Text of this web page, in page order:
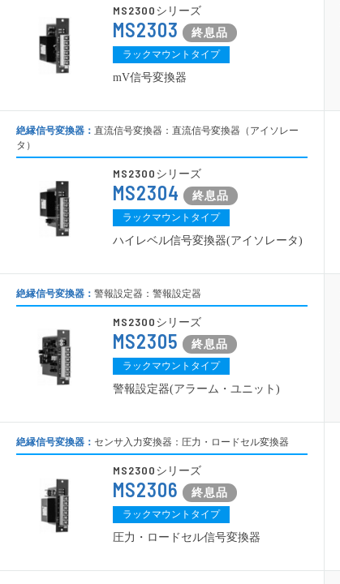
MS2300 シリーズ
MS2303
ラックマウントタイプ
mV信号変換器
絶縁信号変換器： 直流信号変換器：直流信号変換器（アイソレー
タ）
MS2300 シリーズ
MS2304
ラックマウントタイプ
ハイレベル信号変換器(アイソレータ)
絶縁信号変換器： 警報設定器：警報設定器
MS2300 シリーズ
MS2305
ラックマウントタイプ
警報設定器(アラーム・ユニット)
絶縁信号変換器： センサ入力変換器：圧力・ロードセル変換器
MS2300 シリーズ
MS2306
ラックマウントタイプ
圧力・ロードセル信号変換器